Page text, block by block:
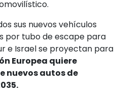
sus nuevos vehículos
por tubo de escape para
e Israel se proyectan para
Europea quiere
nuevos autos de